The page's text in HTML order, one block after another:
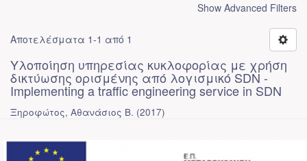
Show Advanced Filters
Αποτελέσματα 1-1 από 1
Υλοποίηση υπηρεσίας κυκλοφορίας με χρήση
δικτύωσης ορισμένης από λογισμικό SDN -
Implementing a traffic engineering service in SDN
Ξηροφώτος, Αθανάσιος Β. (2017)